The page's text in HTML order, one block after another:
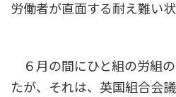
労働者が直面する耐え難い
６月の間にひと組の労組
たが、それは、英国組合会